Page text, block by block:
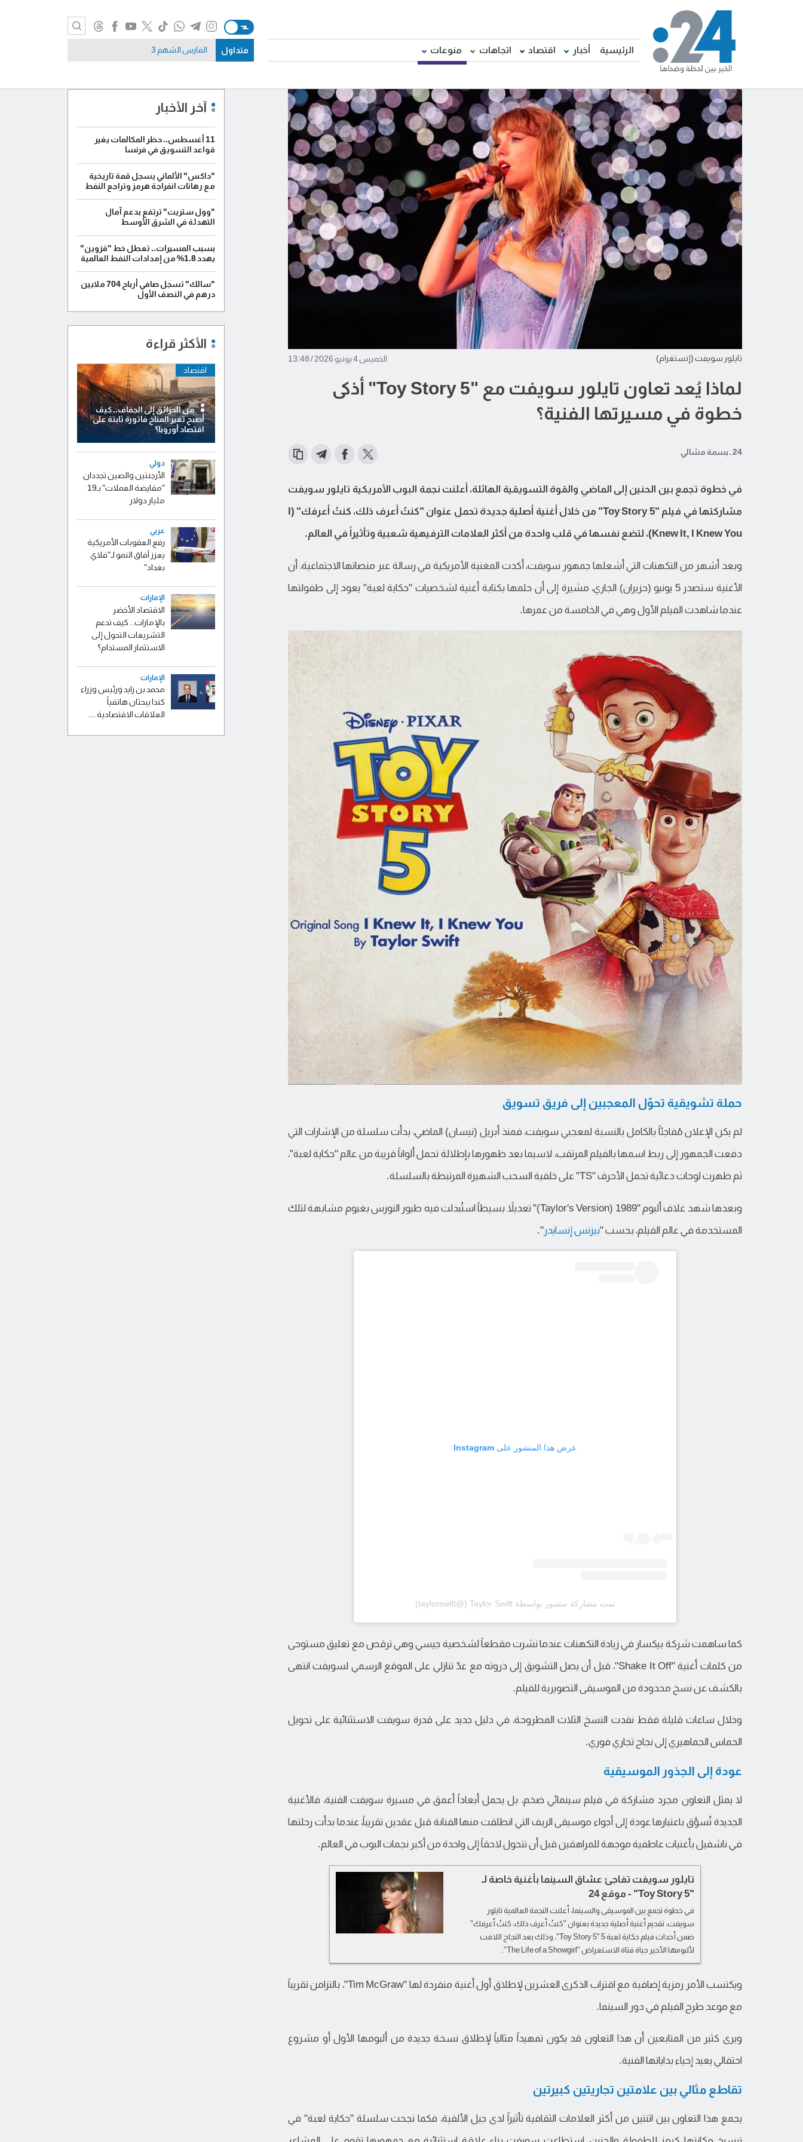
الرئيسية أخبار اقتصاد اتجاهات منوعات متداول الفارس الشهم 3
تايلور سويفت (إنستغرام) الخميس 4 يونيو 2026 / 13:48
لماذا يُعد تعاون تايلور سويفت مع "Toy Story 5" أذكى
خطوة في مسيرتها الفنية؟
24 ـ بسمة مشالي
في خطوة تجمع بين الحنين إلى الماضي والقوة التسويقية الهائلة، أعلنت نجمة البوب الأمريكية تايلور سويفت
Knew It, I Knew You)، لتضع نفسها في قلب واحدة من أكثر العلامات الترفيهية شعبية وتأثيراً في العالم.
وبعد أشهر من التكهنات التي أشعلها جمهور سويفت، أكدت المغنية الأمريكية في رسالة عبر منصاتها الاجتماعية، أن
الأغنية ستصدر 5 يونيو (حزيران) الجاري، مشيرة إلى أن حلمها بكتابة أغنية لشخصيات "حكاية لعبة" يعود إلى طفولتها
عندما شاهدت الفيلم الأول وهي في الخامسة من عمرها.
حملة تشويقية تحوّل المعجبين إلى فريق تسويق
لم يكن الإعلان مُفاجئاً بالكامل بالنسبة لمعجبي سويفت، فمنذ أبريل (نيسان) الماضي، بدأت سلسلة من الإشارات التي
دفعت الجمهور إلى ربط اسمها بالفيلم المرتقب، لاسيما بعد ظهورها بإطلالة تحمل ألواناً قريبة من عالم "حكاية لعبة"،
ثم ظهرت لوحات دعائية تحمل الأحرف "TS" على خلفية السحب الشهيرة المرتبطة بالسلسلة.
وبعدها شهد غلاف ألبوم "1989 (Taylor's Version)" تعديلاً بسيطاً استُبدلت فيه طيور النورس بغيوم مشابهة لتلك
المستخدمة في عالم الفيلم، بحسب "بيزنس إنسايدر".
عرض هذا المنشور على Instagram
تمت مشاركة منشور بواسطة ‏‎Taylor Swift‎‏ (@‏‎taylorswift‎‏)
كما ساهمت شركة بيكسار في زيادة التكهنات عندما نشرت مقطعاً لشخصية جيسي وهي ترقص مع تعليق مستوحى
من كلمات أغنية "Shake It Off"، قبل أن يصل التشويق إلى ذروته مع عدّ تنازلي على الموقع الرسمي لسويفت انتهى
بالكشف عن نسخ محدودة من الموسيقى التصويرية للفيلم.
وخلال ساعات قليلة فقط نفدت النسخ الثلاث المطروحة، في دليل جديد على قدرة سويفت الاستثنائية على تحويل
الحماس الجماهيري إلى نجاح تجاري فوري.
عودة إلى الجذور الموسيقية
لا يمثل التعاون مجرد مشاركة في فيلم سينمائي ضخم، بل يحمل أبعاداً أعمق في مسيرة سويفت الفنية، فالأغنية
الجديدة تُسوَّق باعتبارها عودة إلى أجواء موسيقى الريف التي انطلقت منها الفنانة قبل عقدين تقريباً، عندما بدأت رحلتها
في ناشفيل بأغنيات عاطفية موجهة للمراهقين قبل أن تتحول لاحقاً إلى واحدة من أكبر نجمات البوب في العالم.
تايلور سويفت تفاجئ عشاق السينما بأغنية خاصة لـ
"Toy Story 5" - موقع 24
في خطوة تجمع بين الموسيقى والسينما، أعلنت النجمة العالمية تايلور
سويفت، تقديم أغنية أصلية جديدة بعنوان "كنتُ أعرف ذلك، كنتُ أعرفك"
ضمن أحداث فيلم حكاية لعبة 5 "Toy Story 5"، وذلك بعد النجاح اللافت
لألبومها الأخير حياة فتاة الاستعراض "The Life of a Showgirl".
ويكتسب الأمر رمزية إضافية مع اقتراب الذكرى العشرين لإطلاق أول أغنية منفردة لها "Tim McGraw"، بالتزامن تقريباً
مع موعد طرح الفيلم في دور السينما.
ويرى كثير من المتابعين أن هذا التعاون قد يكون تمهيداً مثالياً لإطلاق نسخة جديدة من ألبومها الأول أو مشروع
احتفالي يعيد إحياء بداياتها الفنية.
تقاطع مثالي بين علامتين تجاريتين كبيرتين
يجمع هذا التعاون بين اثنتين من أكثر العلامات الثقافية تأثيراً لدى جيل الألفية، فكما نجحت سلسلة "حكاية لعبة" في
آخر الأخبار
11 أغسطس.. حظر المكالمات يغير
قواعد التسويق في فرنسا
"داكس" الألماني يسجل قمة تاريخية
مع رهانات انفراجة هرمز وتراجع النفط
"وول ستريت" ترتفع بدعم آمال
التهدئة في الشرق الأوسط
بسبب المسيرات.. تعطل خط "قزوين"
يهدد 1.8% من إمدادات النفط العالمية
"سالك" تسجل صافي أرباح 704 ملايين
درهم في النصف الأول
الأكثر قراءة
اقتصاد
من الحرائق إلى الجفاف.. كيف
أصبح تغير المناخ فاتورة ثابتة على
اقتصاد أوروبا؟
دولي
الأرجنتين والصين تجددان
"مقايضة العملات" بـ19
مليار دولار
عربي
رفع العقوبات الأمريكية
يعزز آفاق النمو لـ"فلاي
بغداد"
الإمارات
الاقتصاد الأخضر
بالإمارات.. كيف تدعم
التشريعات التحول إلى
الاستثمار المستدام؟
الإمارات
محمد بن زايد ورئيس وزراء
كندا يبحثان هاتفياً
العلاقات الاقتصادية ...